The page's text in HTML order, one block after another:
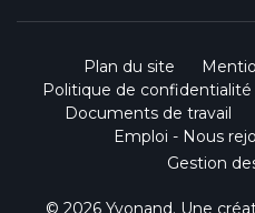
Plan du site
Politique de confidentialité
Documents de travail
Emploi - Nous
Gestion